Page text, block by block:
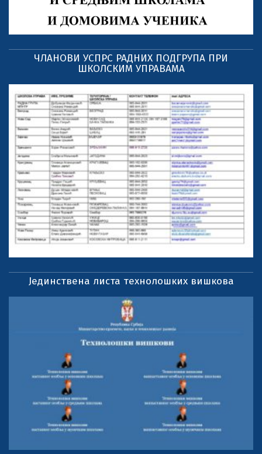
ЧЛАНОВИ УСПРС РАДНИХ ПОДГРУПА ПРИ
ШКОЛСКИМ УПРАВАМА
Јединствена листа технолошких вишкова